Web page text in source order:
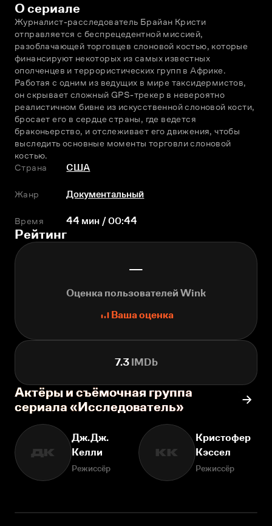
О сериале
Журналист-расследователь Брайан Кристи
отправляется с беспрецедентной миссией,
разоблачающей торговцев слоновой костью, которые
финансируют некоторых из самых известных
ополченцев и террористических групп в Африке.
Работая с одним из ведущих в мире таксидермистов,
он скрывает сложный GPS-трекер в невероятно
реалистичном бивне из искусственной слоновой кости,
бросает его в сердце страны, где ведется
браконьерство, и отслеживает его движения, чтобы
выследить основные моменты торговли слоновой
костью.
Страна
США
Жанр Документальный
Время 44 мин / 00:44
Рейтинг
—
Оценка пользователей Wink
Ваша оценка
7.3IMDb
Актёры и съёмочная группа
сериала «Исследователь»
ДК
Дж.Дж.
Келли
Режиссёр
КК
Кристофер
Кэссел
Режиссёр